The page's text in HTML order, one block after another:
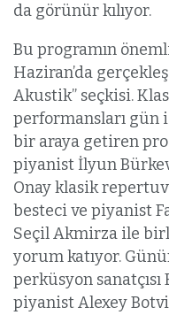
da görünür kılıyor.
Bu programın
Haziran’da
Akustik” seçkisi.
performansları gün
bir araya getiren
piyanist İlyun
Onay klasik
besteci ve piyanist
Seçil Akmirza ile
yorum katıyor.
perküsyon
piyanist Alexey